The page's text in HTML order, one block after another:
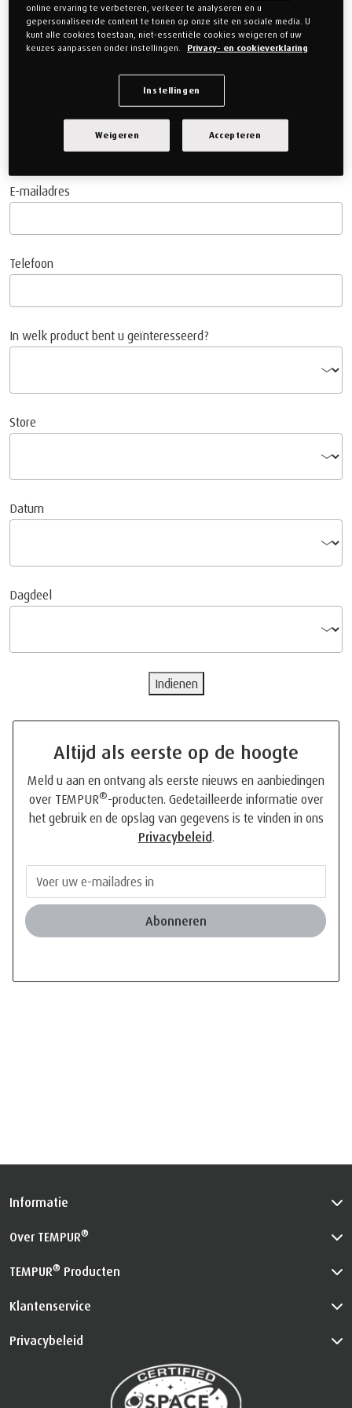
Voornaam
Achternaam
E-mailadres
Telefoon
In welk product bent u geïnteresseerd?
Store
Datum
Dagdeel
Indienen
Altijd als eerste op de hoogte
Meld u aan en ontvang als eerste nieuws en aanbiedingen
over TEMPUR®-producten. Gedetailleerde informatie over
het gebruik en de opslag van gegevens is te vinden in ons
Privacybeleid.
Abonneren
Informatie
Over TEMPUR®
TEMPUR® Producten
Klantenservice
Privacybeleid
online ervaring te verbeteren, verkeer te analyseren en u
gepersonaliseerde content te tonen op onze site en sociale media. U
kunt alle cookies toestaan, niet-essentiële cookies weigeren of uw
keuzes aanpassen onder instellingen.
Privacy- en cookieverklaring
Instellingen
Weigeren Accepteren